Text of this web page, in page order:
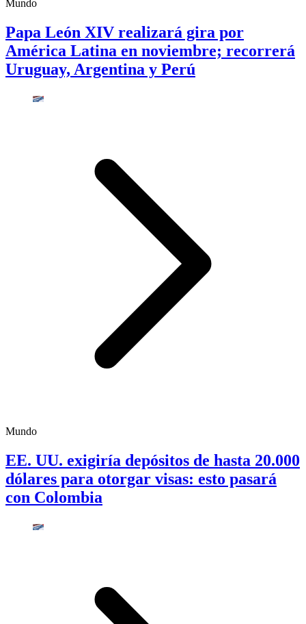
Mundo
Papa León XIV realizará gira por
América Latina en noviembre; recorrerá
Uruguay, Argentina y Perú
Mundo
EE. UU. exigiría depósitos de hasta 20.000
dólares para otorgar visas: esto pasará
con Colombia